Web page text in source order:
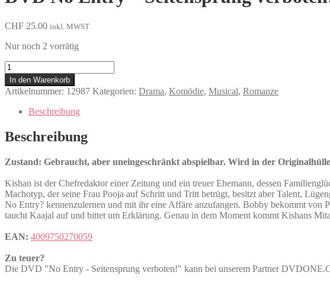
CHF 25.00 inkl. MWST
Nur noch 2 vorrätig
No
Entry
-
Seitensprung
verboten!
Menge
In den Warenkorb
Artikelnummer: 12987 Kategorien: Drama, Komödie, Musical, Romanze
Beschreibung
Beschreibung
Zustand: Gebraucht, aber uneingeschränkt abspielbar. Wird in der
Kishan ist der Chefredaktor einer Zeitung und ein treuer Ehemann, dessen
Machotyp, der seine Frau Pooja auf Schritt und Tritt betrügt, besitzt aber Talent,
No Entry? kennenzulernen und mit ihr eine Affäre anzufangen. Bobby bekommt
taucht Kaajal auf und bittet um Erklärung. Genau in dem Moment kommt Kishans
EAN: 4009750270059
Zu teuer?
Die DVD "No Entry - Seitensprung verboten!" kann bei unserem Partner